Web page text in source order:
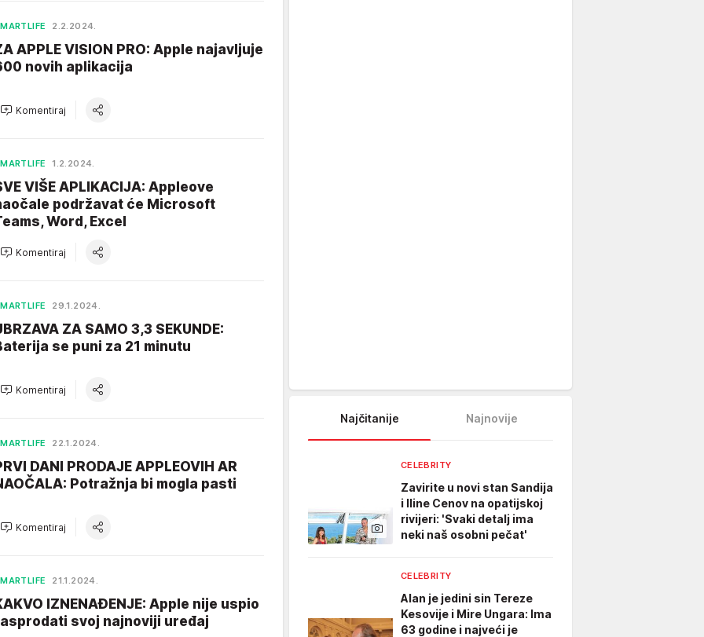
2.2.2024.
APPLE VISION PRO: Apple najavljuje
novih aplikacija
Komentiraj
1.2.2024.
VIŠE APLIKACIJA: Appleove
podržavat će Microsoft
Word, Excel
Komentiraj
29.1.2024.
ZA SAMO 3,3 SEKUNDE:
se puni za 21 minutu
Komentiraj
22.1.2024.
DANI PRODAJE APPLEOVIH AR
Potražnja bi mogla pasti
Komentiraj
21.1.2024.
IZNENAĐENJE: Apple nije uspio
svoj najnoviji uređaj
Najčitanije Najnovije
CELEBRITY
Zavirite u novi stan Sandija
i Iline Cenov na opatijskoj
rivijeri: 'Svaki detalj ima
neki naš osobni pečat'
CELEBRITY
Alan je jedini sin Tereze
Kesovije i Mire Ungara: Ima
63 godine i najveći je